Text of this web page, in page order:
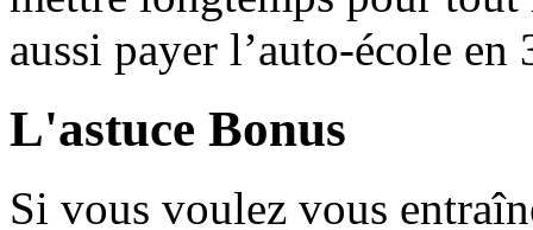
aussi payer l’auto-école en
L'astuce Bonus
Si vous voulez vous